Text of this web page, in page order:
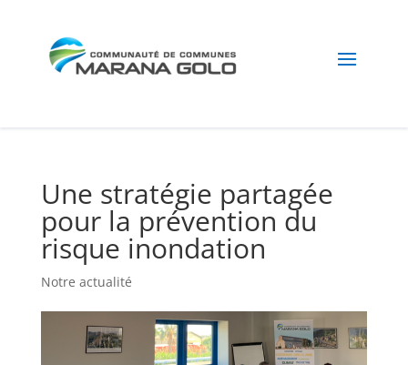
Une stratégie partagée
pour la prévention du
risque inondation
Notre actualité